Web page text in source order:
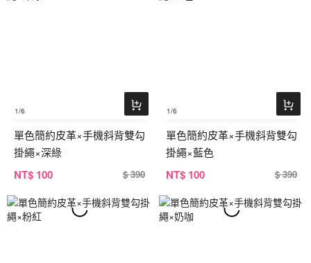
1/6
單色簡約皮革×手機斜背雙勾
掛繩×深綠
NT$ 100 $ 390
1/6
單色簡約皮革×手機斜背雙勾
掛繩×藍色
NT$ 100 $ 390